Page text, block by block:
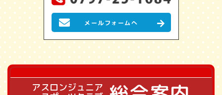
メールフォームへ
アスロンジュニア